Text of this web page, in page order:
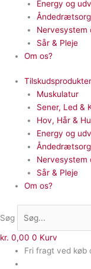
Energy og
Nervesystem
Sår & Pleje
Om os?
Tilskudsprodukter
Muskulatur
Sener, Led &
Hov, Hår &
Energy og
Nervesystem
Sår & Pleje
Om os?
Søg
kr. 0,00 0 Kurv
Fri fragt ved køb